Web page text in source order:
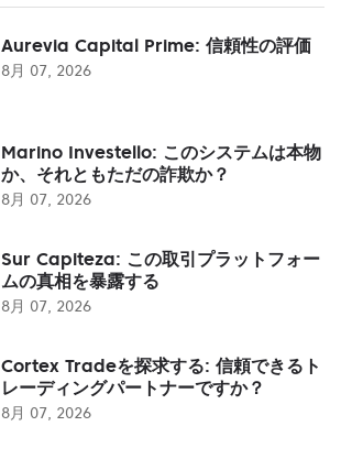
Aurevia Capital Prime: 信頼性の評価
8月 07, 2026
Marino Investello: このシステムは本物
か、それともただの詐欺か？
8月 07, 2026
Sur Capiteza: この取引プラットフォー
ムの真相を暴露する
8月 07, 2026
Cortex Tradeを探求する: 信頼できるト
レーディングパートナーですか？
8月 07, 2026